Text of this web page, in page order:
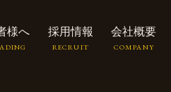
様へ 採用情報 会社概要